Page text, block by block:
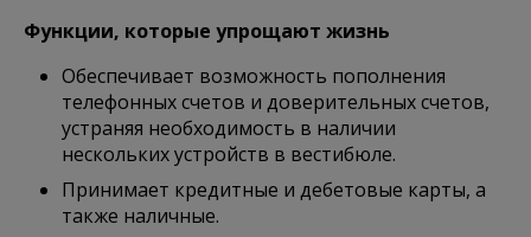
Функции, которые упрощают жизнь
Обеспечивает возможность пополнения
телефонных счетов и доверительных счетов,
устраняя необходимость в наличии
нескольких устройств в вестибюле.
Принимает кредитные и дебетовые карты, а
также наличные.